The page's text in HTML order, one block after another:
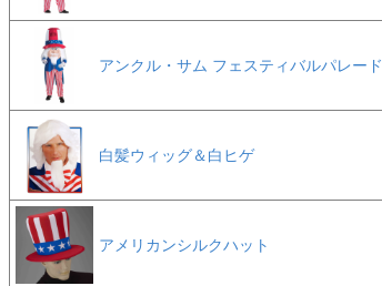
アンクル・サム フェスティバルパレード
白髪ウィッグ＆白ヒゲ
アメリカンシルクハット